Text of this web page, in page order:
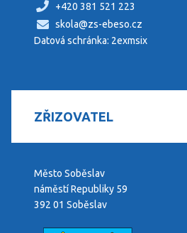
+420 381 521 223
skola@zs-ebeso.cz
Datová schránka: 2exmsix
ZŘIZOVATEL
Město Soběslav
náměstí Republiky 59
392 01 Soběslav